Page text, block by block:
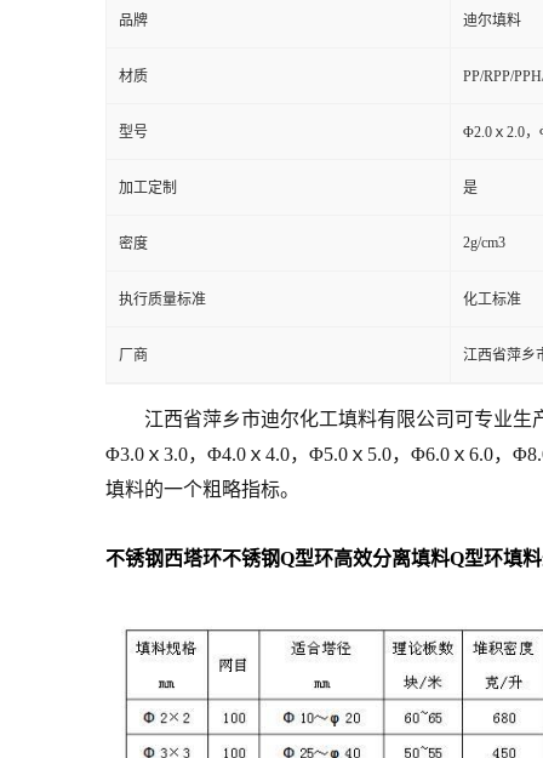
品牌 迪尔填料
材质 PP/RPP/
型号 Φ2.0ｘ2.0
加工定制 是
密度 2g/cm3
执行质量标准 化工标准
厂商 江西省萍乡
江西省萍乡市迪尔化工填料有限公司可专业
Φ3.0ｘ3.0，Φ4.0ｘ4.0，Φ5.0ｘ5.0，Φ6.0ｘ6.0，
填料的一个粗略指标。
不锈钢西塔环不锈钢Q型环高效分离填料Q型环填